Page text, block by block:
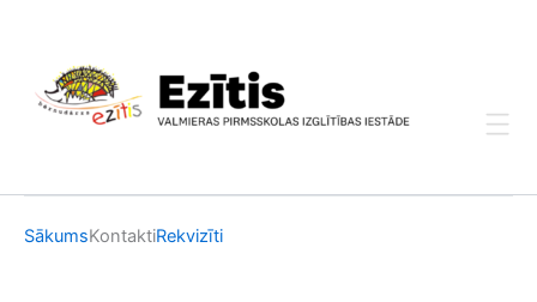
SākumsKontaktiRekvizīti